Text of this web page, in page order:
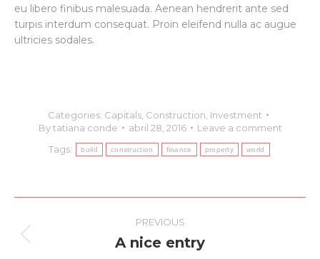
eu libero finibus malesuada. Aenean hendrerit ante sed
turpis interdum consequat. Proin eleifend nulla ac augue
ultricies sodales.
Categories: Capitals, Construction Investment
Bytatiana conde abril 28, 2016
Leave a comment
Tags:
build construction finance property world
navigation
PREVIOUS
Previous
A nice entry